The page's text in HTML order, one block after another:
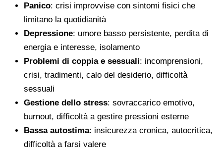
Panico: crisi improvvise con sintomi fisici che
limitano la quotidianità
Depressione: umore basso persistente, perdita di
energia e interesse, isolamento
Problemi di coppia e sessuali: incomprensioni,
crisi, tradimenti, calo del desiderio, difficoltà
sessuali
Gestione dello stress: sovraccarico emotivo,
burnout, difficoltà a gestire pressioni esterne
Bassa autostima: insicurezza cronica, autocritica,
difficoltà a farsi valere